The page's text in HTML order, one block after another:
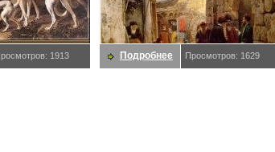
1913 Подробнее Просмотров: 1629